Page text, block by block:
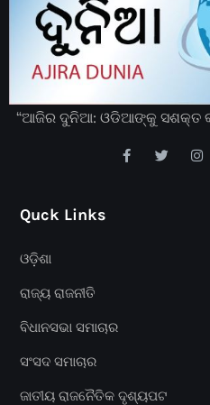
“ଆଜିର ଦୁନିଆ: ଓଡିଆଙ୍କୁ ସଶକ୍ତ
Quck Links
ଓଡ଼ିଶା
ରାଜ୍ୟ ରାଜନୀତି
ବିଧାନସଭା ସମାଚାର
ସଂସଦ ସମାଚାର
ଜାତୀୟ ରାଜନୈତିକ ଦୃଶ୍ୟପଟ